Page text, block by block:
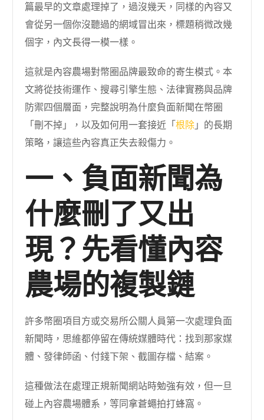
篇最早的文章處理掉了，過沒幾天，同樣的內容又
會從另一個你沒聽過的網域冒出來，標題稍微改幾
個字，內文長得一模一樣。
這就是內容農場對幣圈品牌最致命的寄生模式。本
文將從技術運作、搜尋引擎生態、法律實務與品牌
防禦四個層面，完整說明為什麼負面新聞在幣圈
「刪不掉」，以及如何用一套接近「根除」的長期
策略，讓這些內容真正失去殺傷力。
一、負面新聞為
什麼刪了又出
現？先看懂內容
農場的複製鏈
許多幣圈項目方或交易所公關人員第一次處理負面
新聞時，思維都停留在傳統媒體時代：找到那家媒
體、發律師函、付錢下架、截圖存檔、結案。
這種做法在處理正規新聞網站時勉強有效，但一旦
碰上內容農場體系，等同拿蒼蠅拍打蜂窩。